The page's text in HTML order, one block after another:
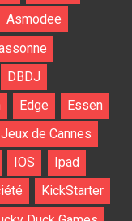
Asmodee
DBDJ
Edge
Essen
de Cannes
IOS
Ipad
KickStarter